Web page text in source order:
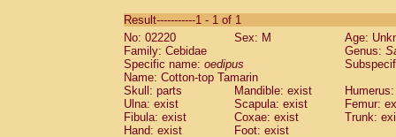
CebidaeSaguinus labiatus(0)
Cebidae Saguinus leucopus (0)
Cebidae
CebidaeSaguinus mystax
Cebidae Saguinus nigricollis (0)
Cebidae Saguinus oedipus
Cebidae Saguinus weddelli
Result-----------1 - 1 of 1
No: 02220
Sex: M
Age:
Family: Cebidae
Genus:
Specific name: oedipus
Name: Cotton-top Tamarin
Skull: parts
Mandible: exist
Ulna: exist
Scapula: exist
Femur:
Fibula: exist
Coxae: exist
Trunk:
Hand: exist
Foot: exist